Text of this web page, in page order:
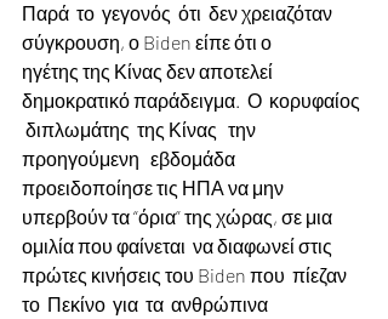
Παρά  το  γεγονός  ότι  δεν χρειαζόταν
σύγκρουση, ο Biden είπε ότι ο
ηγέτης της Κίνας δεν αποτελεί
δημοκρατικό παράδειγμα.  Ο  κορυφαίος
διπλωμάτης  της Κίνας   την
προηγούμενη   εβδομάδα
προειδοποίησε τις ΗΠΑ να μην
υπερβούν τα “όρια” της χώρας, σε μια
ομιλία που φαίνεται  να διαφωνεί στις
πρώτες κινήσεις του Biden που  πίεζαν
το  Πεκίνο  για  τα  ανθρώπινα